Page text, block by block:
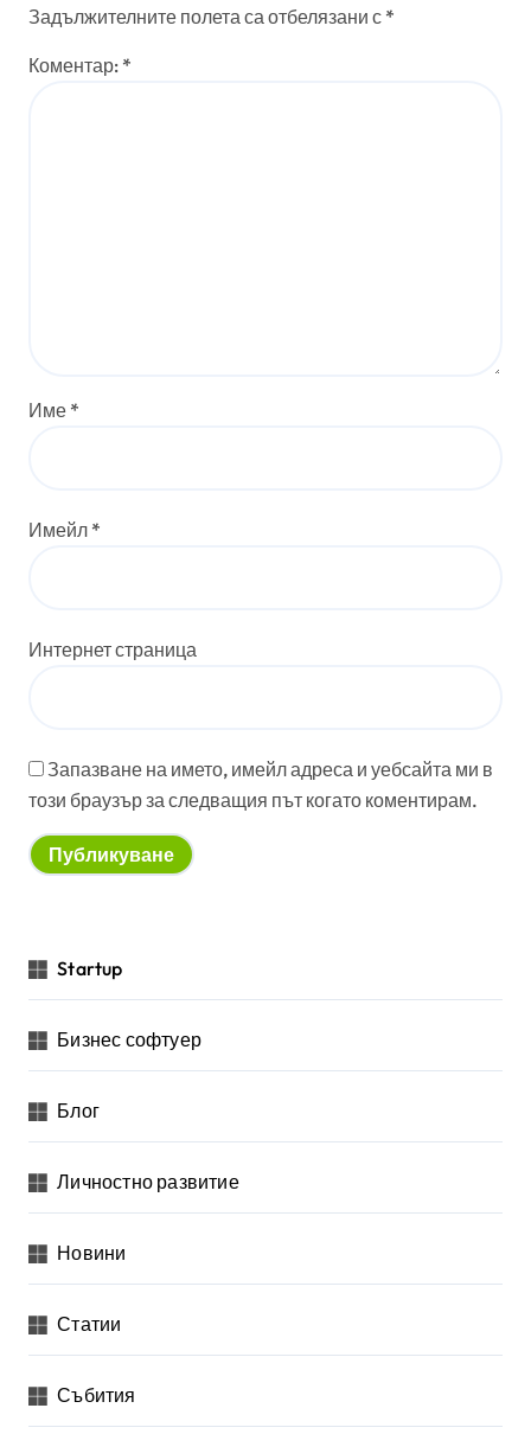
Задължителните полета са отбелязани с *
Коментар: *
Име *
Имейл *
Интернет страница
Запазване на името, имейл адреса и уебсайта ми в
този браузър за следващия път когато коментирам.
Startup
Бизнес софтуер
Блог
Личностно развитие
Новини
Статии
Събития